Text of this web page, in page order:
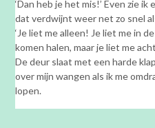
‘Dan heb je het mis!’ Even zie
dat verdwijnt weer net zo snel
‘Je liet me alleen! Je liet me in
komen halen, maar je liet me
De deur slaat met een harde
over mijn wangen als ik me
lopen.